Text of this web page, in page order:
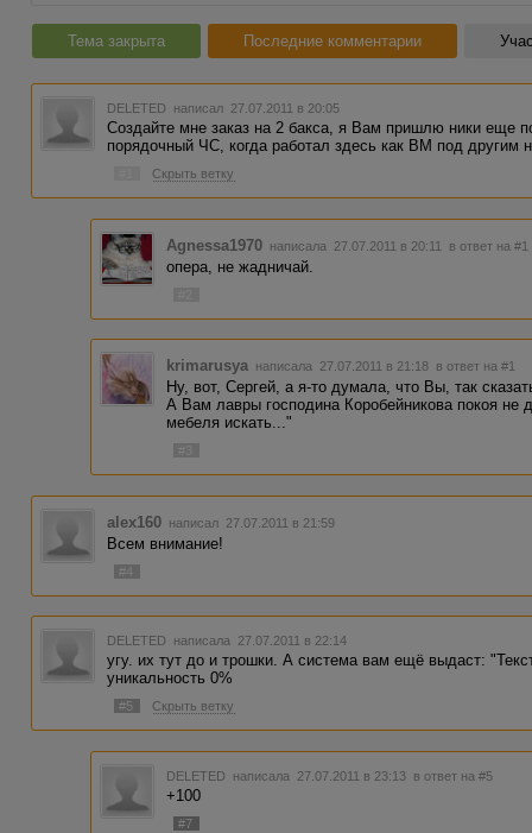
Тема закрыта Последние комментарии
DELETED написал 27.07.2011 в 20:05
Создайте мне заказ на 2 бакса, я Вам пришлю ники еще
порядочный ЧС, когда работал здесь как ВМ под другим
Скрыть ветку
Agnessa1970 написала 27.07.2011 в 20:11 в ответ на #1
опера, не жадничай.
krimarusya написала 27.07.2011 в 21:18 в ответ на #1
Ну, вот, Сергей, а я-то думала, что Вы, так
А Вам лавры господина Коробейникова покоя не
мебеля искать..."
alex160 написал 27.07.2011 в 21:59
Всем внимание!
#4
DELETED написала 27.07.2011 в 22:14
угу. их тут до и трошки. А система вам ещё выдаст:
уникальность 0%
#5 Скрыть ветку
DELETED написала 27.07.2011 в 23:13 в ответ на #5
+100
#7